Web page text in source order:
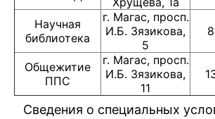
Научная
библиотека
г. Магас, просп.
И.Б. Зязикова,
5
Общежитие
ППС
г. Магас, просп.
И.Б. Зязикова,
11
Сведения о специальных